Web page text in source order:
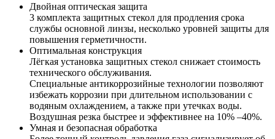
Двойная оптическая защита
3 комплекта защитных стекол для продления срока
службы основной линзы, несколько уровней защиты для
повышения герметичности.
Оптимальная конструкция
Лёгкая установка защитных стекол снижает стоимость
технического обслуживания.
Специальные антикоррозийные технологии позволяют
избежать коррозии при длительном использовании с
водяным охлаждением, а также при утечках воды.
Воздушная резка быстрее и эффективнее на 10% –40%.
Умная и безопасная обработка